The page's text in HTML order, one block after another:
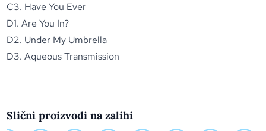
C3. Have You Ever
D1. Are You In?
D2. Under My Umbrella
D3. Aqueous Transmission
Slični proizvodi na zalihi